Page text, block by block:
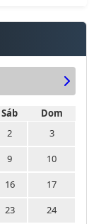
Sáb
Dom
2
3
9
10
16
17
23
24